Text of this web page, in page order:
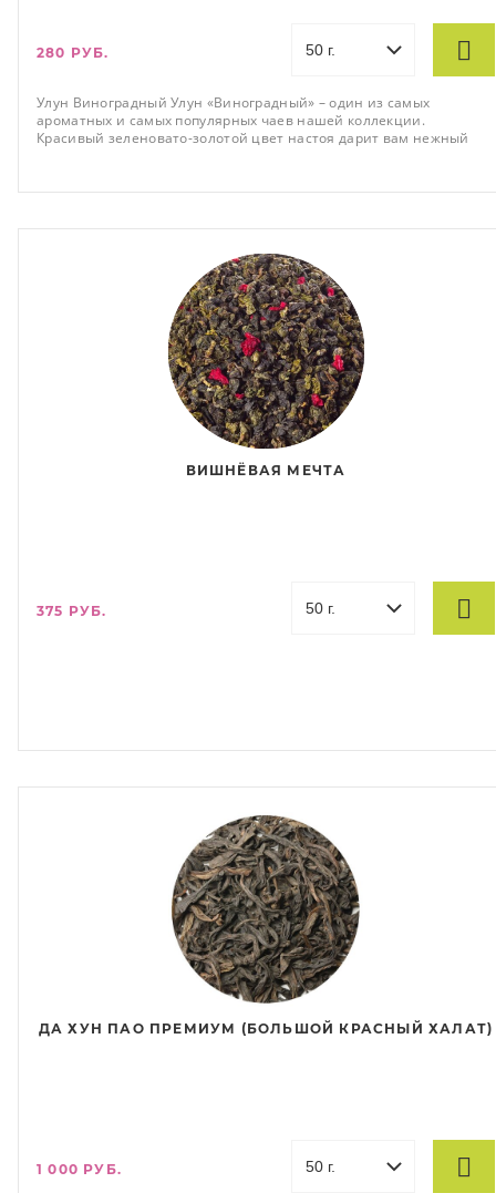
280 РУБ.
Улун Виноградный Улун «Виноградный» – один из самых
ароматных и самых популярных чаев нашей коллекции.
Красивый зеленовато-золотой цвет настоя дарит вам нежный
ВИШНЁВАЯ МЕЧТА
375 РУБ.
ДА ХУН ПАО ПРЕМИУМ (БОЛЬШОЙ КРАСНЫЙ ХАЛАТ)
1 000 РУБ.